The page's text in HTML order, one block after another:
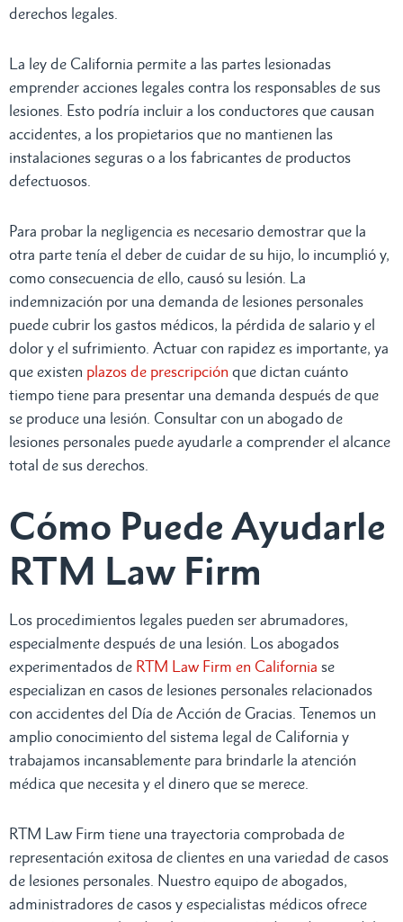
derechos legales.
La ley de California permite a las partes lesionadas
emprender acciones legales contra los responsables de sus
lesiones. Esto podría incluir a los conductores que causan
accidentes, a los propietarios que no mantienen las
instalaciones seguras o a los fabricantes de productos
defectuosos.
Para probar la negligencia es necesario demostrar que la
otra parte tenía el deber de cuidar de su hijo, lo incumplió y,
como consecuencia de ello, causó su lesión. La
indemnización por una demanda de lesiones personales
puede cubrir los gastos médicos, la pérdida de salario y el
dolor y el sufrimiento. Actuar con rapidez es importante, ya
que existen plazos de prescripción que dictan cuánto
tiempo tiene para presentar una demanda después de que
se produce una lesión. Consultar con un abogado de
lesiones personales puede ayudarle a comprender el alcance
total de sus derechos.
Cómo Puede Ayudarle
RTM Law Firm
Los procedimientos legales pueden ser abrumadores,
especialmente después de una lesión. Los abogados
experimentados de RTM Law Firm en California se
especializan en casos de lesiones personales relacionados
con accidentes del Día de Acción de Gracias. Tenemos un
amplio conocimiento del sistema legal de California y
trabajamos incansablemente para brindarle la atención
médica que necesita y el dinero que se merece.
RTM Law Firm tiene una trayectoria comprobada de
representación exitosa de clientes en una variedad de casos
de lesiones personales. Nuestro equipo de abogados,
administradores de casos y especialistas médicos ofrece